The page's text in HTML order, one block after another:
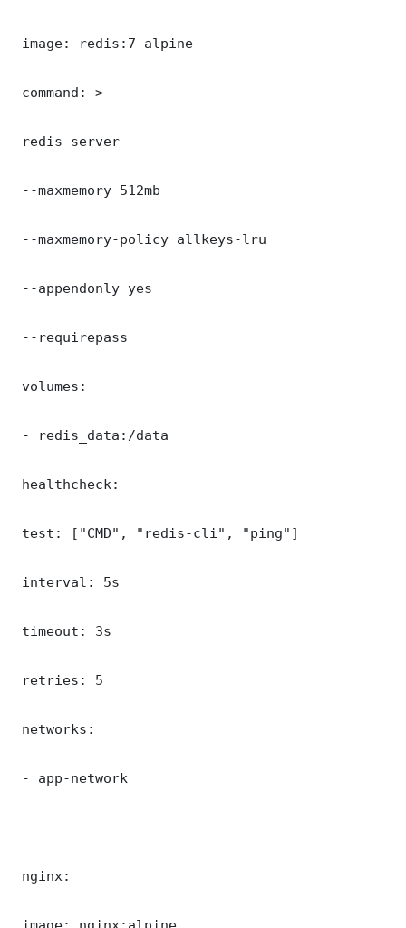
image: redis:7-alpine
command: >
redis-server
--maxmemory 512mb
--maxmemory-policy allkeys-lru
--appendonly yes
--requirepass
volumes:
- redis_data:/data
healthcheck:
test: ["CMD", "redis-cli", "ping"]
interval: 5s
timeout: 3s
retries: 5
networks:
- app-network
nginx:
image: nginx:alpine